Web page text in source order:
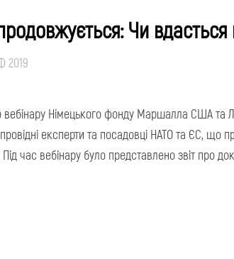
Чи вдасться
2019
Німецького фонду Маршалла США та
експерти та посадовці НАТО та ЄС,
Під час вебінару було представлено звіт про